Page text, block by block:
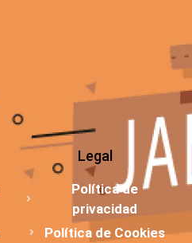
Legal
Política de
privacidad
Política de Cookies